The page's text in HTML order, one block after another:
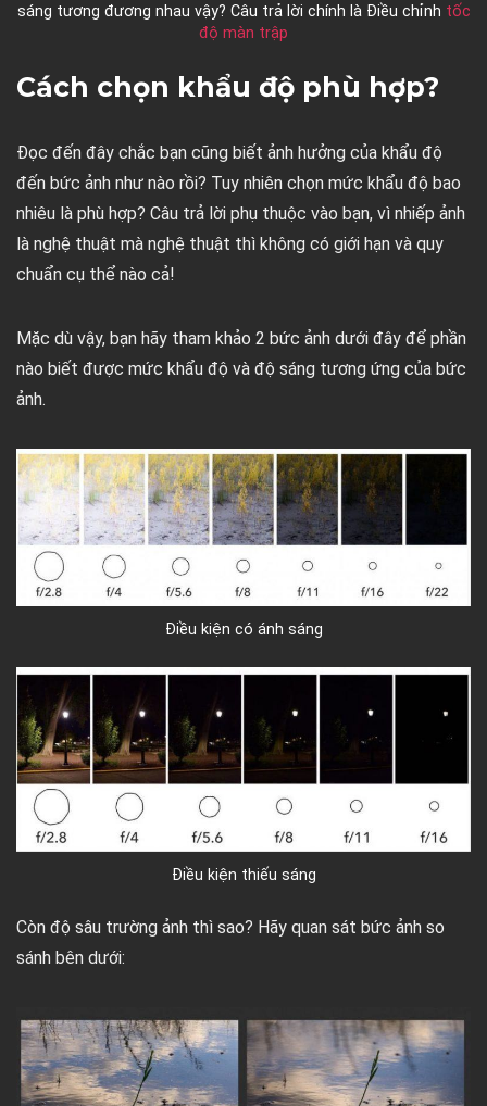
sáng tương đương nhau vậy? Câu trả lời chính là Điều chỉnh tốc
độ màn trập
Cách chọn khẩu độ phù hợp?
Đọc đến đây chắc bạn cũng biết ảnh hưởng của khẩu độ
đến bức ảnh như nào rồi? Tuy nhiên chọn mức khẩu độ bao
nhiêu là phù hợp? Câu trả lời phụ thuộc vào bạn, vì nhiếp ảnh
là nghệ thuật mà nghệ thuật thì không có giới hạn và quy
chuẩn cụ thể nào cả!
Mặc dù vậy, bạn hãy tham khảo 2 bức ảnh dưới đây để phần
nào biết được mức khẩu độ và độ sáng tương ứng của bức
ảnh.
Điều kiện có ánh sáng
Điều kiện thiếu sáng
Còn độ sâu trường ảnh thì sao? Hãy quan sát bức ảnh so
sánh bên dưới: